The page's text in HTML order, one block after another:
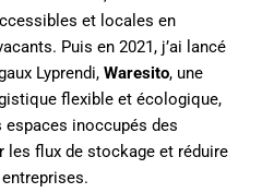
et locales en
Puis en 2021, j’ai lancé
Lyprendi, Waresito, une
flexible et écologique,
inoccupés des
flux de stockage et réduire
entreprises.